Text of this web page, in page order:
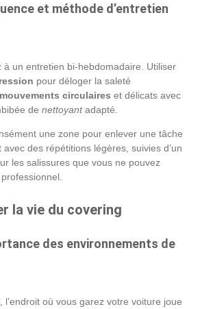
et méthode d’entretien
à un entretien bi-hebdomadaire. Utiliser
pour déloger la saleté
mouvements circulaires et délicats avec
de nettoyantadapté.
une zone pour enlever une tâche
des répétitions légères, suivies d’un
les salissures que vous ne pouvez
la vie du covering
des environnements de
l’endroit où vous garez votre voiture joue